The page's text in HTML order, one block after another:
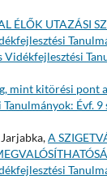
ÉLŐK UTAZÁSI
Vidékfejlesztési
mint kitörési pont
Évf.
A